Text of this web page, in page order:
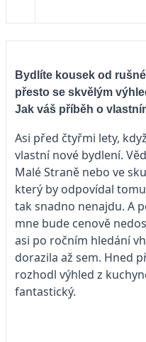
Bydlíte kousek od
přesto se skvělým
Jak váš příběh o
Asi před čtyřmi lety,
vlastní nové bydlení.
Malé Straně nebo ve
který by odpovídal
tak snadno nenajdu. A
mne bude cenově
asi po ročním hledání
dorazila až sem. Hned
rozhodl výhled z
fantastický.